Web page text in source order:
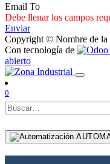
Email To
Debe llenar los campos
Enviar
Copyright © Nombre de la
Con tecnología de
abierto
0